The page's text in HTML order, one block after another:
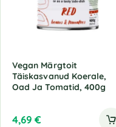
Vegan Märgtoit
Täiskasvanud Koerale,
Oad Ja Tomatid, 400g
4,69€